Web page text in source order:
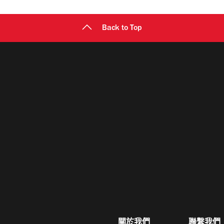
Back to Top